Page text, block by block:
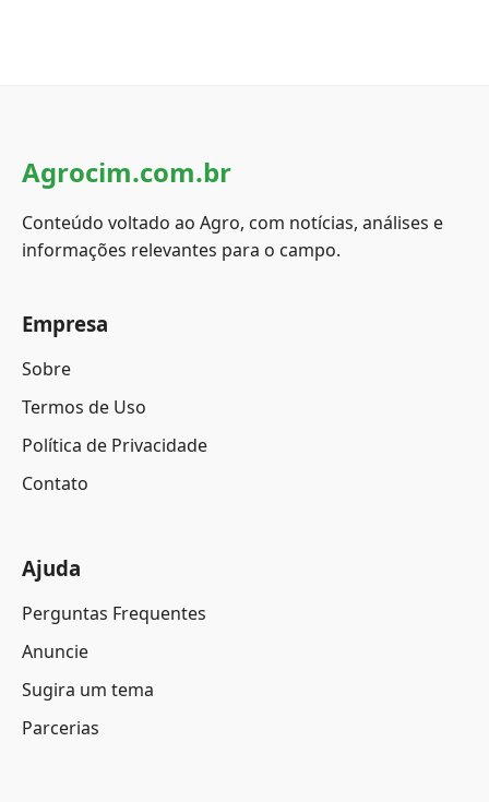
Agrocim.com.br
Conteúdo voltado ao Agro, com notícias, análises e
informações relevantes para o campo.
Empresa
Sobre
Termos de Uso
Política de Privacidade
Contato
Ajuda
Perguntas Frequentes
Anuncie
Sugira um tema
Parcerias